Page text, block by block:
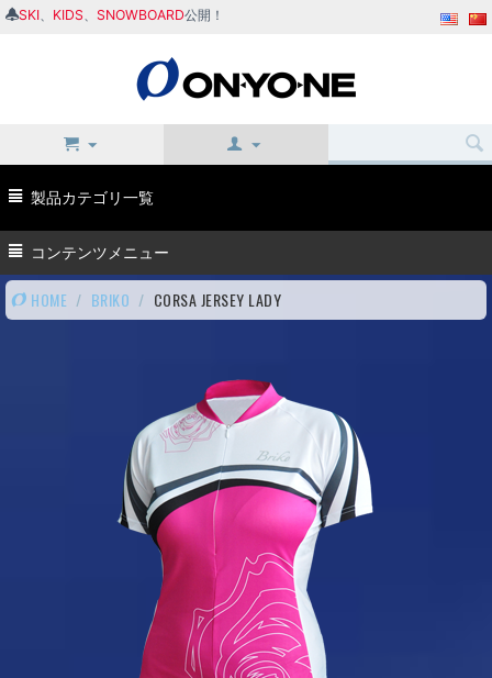
SKI KIDS SNOWBOARD公開！
製品カテゴリ一覧
コンテンツメニュー
HOME / BRIKO / CORSA JERSEY LADY